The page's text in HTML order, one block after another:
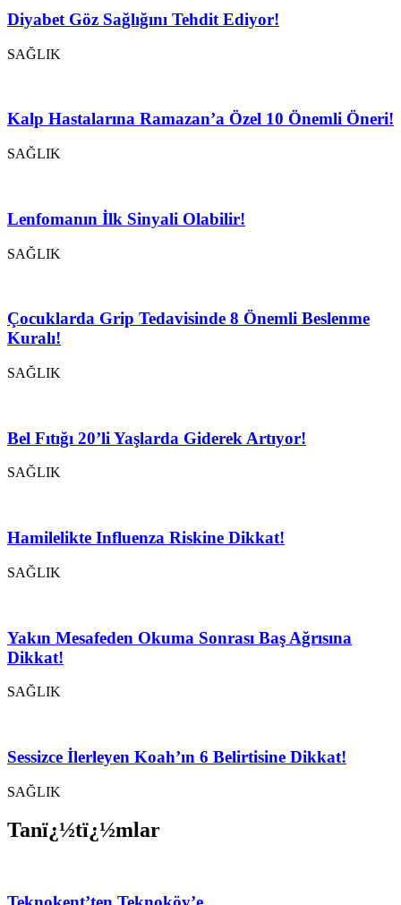
Diyabet Göz Sağlığını Tehdit Ediyor!
SAĞLIK
Kalp Hastalarına Ramazan’a Özel 10 Önemli Öneri!
SAĞLIK
Lenfomanın İlk Sinyali Olabilir!
SAĞLIK
Çocuklarda Grip Tedavisinde 8 Önemli Beslenme
Kuralı!
SAĞLIK
Bel Fıtığı 20’li Yaşlarda Giderek Artıyor!
SAĞLIK
Hamilelikte Influenza Riskine Dikkat!
SAĞLIK
Yakın Mesafeden Okuma Sonrası Baş Ağrısına
Dikkat!
SAĞLIK
Sessizce İlerleyen Koah’ın 6 Belirtisine Dikkat!
SAĞLIK
Tanï¿½tï¿½mlar